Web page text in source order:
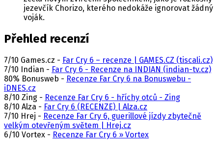
jezevčík Chorizo, kterého nedokáže ignorovat žádný
voják.
Přehled recenzí
7/10 Games.cz - Far Cry 6 – recenze | GAMES.CZ (tiscali.cz)
7/10 Indian - Far Cry 6 - Recenze na INDIAN (indian-tv.cz)
80% Bonusweb - Recenze Far Cry 6 na Bonuswebu -
iDNES.cz
8/10 Zing - Recenze Far Cry 6 - hříchy otců - Zing
8/10 Alza - Far Cry 6 (RECENZE) | Alza.cz
7/10 Hrej - Recenze Far Cry 6, guerillové jízdy zbytečně
velkým otevřeným světem | Hrej.cz
6/10 Vortex - Recenze Far Cry 6 » Vortex